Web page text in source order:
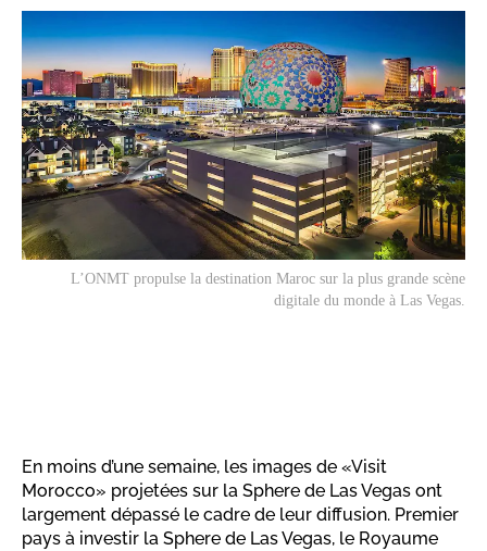
L’ONMT propulse la destination Maroc sur la plus grande scène
digitale du monde à Las Vegas.
En moins d’une semaine, les images de «Visit
Morocco» projetées sur la Sphere de Las Vegas ont
largement dépassé le cadre de leur diffusion. Premier
pays à investir la Sphere de Las Vegas, le Royaume